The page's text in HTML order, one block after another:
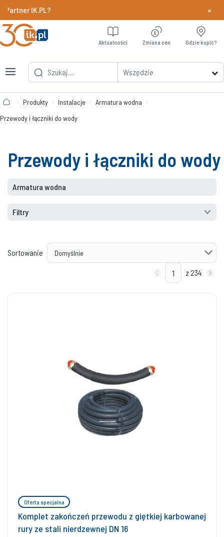
IK.PL? Dowiedz
×
Wszędzie
Aktualności Zmiana cen Gdzie kupić?
Produkty Instalacje
Armatura wodna
Przewody i łączniki do wody
Przewody i łączniki do wody
Armatura wodna
Filtry
Sortowanie
z 234
Oferta specjalna
Komplet zakończeń przewodu z giętkiej karbowanej
rury ze stali nierdzewnej DN 16